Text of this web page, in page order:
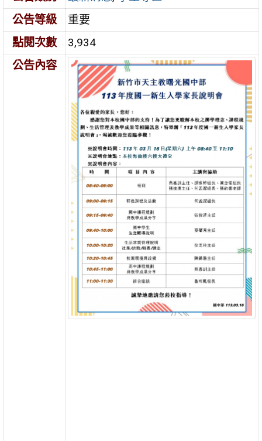
公告等級
重要
點閱次數
3,934
公告內容